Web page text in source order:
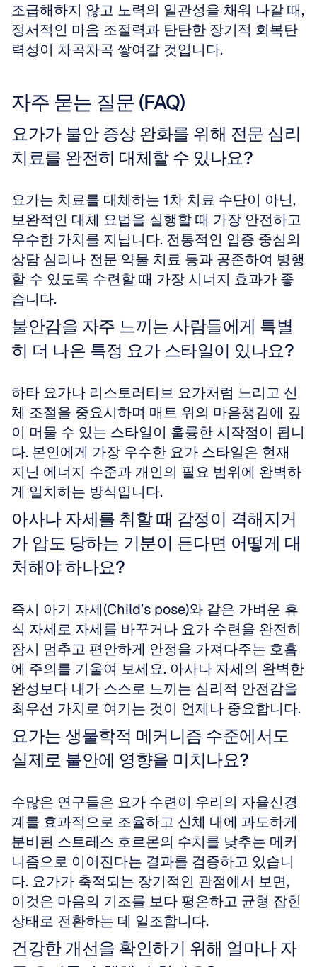
조급해하지 않고 노력의 일관성을 채워 나갈 때,
정서적인 마음 조절력과 탄탄한 장기적 회복탄
력성이 차곡차곡 쌓여갈 것입니다.
자주 묻는 질문 (FAQ)
요가가 불안 증상 완화를 위해 전문 심리
치료를 완전히 대체할 수 있나요?
요가는 치료를 대체하는 1차 치료 수단이 아닌,
보완적인 대체 요법을 실행할 때 가장 안전하고
우수한 가치를 지닙니다. 전통적인 입증 중심의
상담 심리나 전문 약물 치료 등과 공존하여 병행
할 수 있도록 수련할 때 가장 시너지 효과가 좋
습니다.
불안감을 자주 느끼는 사람들에게 특별
히 더 나은 특정 요가 스타일이 있나요?
하타 요가나 리스토러티브 요가처럼 느리고 신
체 조절을 중요시하며 매트 위의 마음챙김에 깊
이 머물 수 있는 스타일이 훌륭한 시작점이 됩니
다. 본인에게 가장 우수한 요가 스타일은 현재
지닌 에너지 수준과 개인의 필요 범위에 완벽하
게 일치하는 방식입니다.
아사나 자세를 취할 때 감정이 격해지거
가 압도 당하는 기분이 든다면 어떻게 대
처해야 하나요?
즉시 아기 자세(Child’s pose)와 같은 가벼운 휴
식 자세로 자세를 바꾸거나 요가 수련을 완전히
잠시 멈추고 편안하게 안정을 가져다주는 호흡
에 주의를 기울여 보세요. 아사나 자세의 완벽한
완성보다 내가 스스로 느끼는 심리적 안전감을
최우선 가치로 여기는 것이 언제나 중요합니다.
요가는 생물학적 메커니즘 수준에서도
실제로 불안에 영향을 미치나요?
수많은 연구들은 요가 수련이 우리의 자율신경
계를 효과적으로 조율하고 신체 내에 과도하게
분비된 스트레스 호르몬의 수치를 낮추는 메커
니즘으로 이어진다는 결과를 검증하고 있습니
다. 요가가 축적되는 장기적인 관점에서 보면,
이것은 마음의 기조를 보다 평온하고 균형 잡힌
상태로 전환하는 데 일조합니다.
건강한 개선을 확인하기 위해 얼마나 자